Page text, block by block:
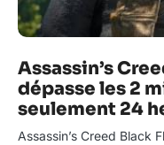
Assassin’s
dépasse les 2
seulement 24
Assassin’s Creed Black